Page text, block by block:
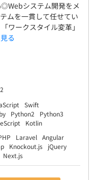
システム開発をメ
ムを一貫して任せてい
ワークスタイル変革」
る
Swift
Python2
Python3
Kotlin
Laravel Angular
Knockout.js
jQuery
Next.js